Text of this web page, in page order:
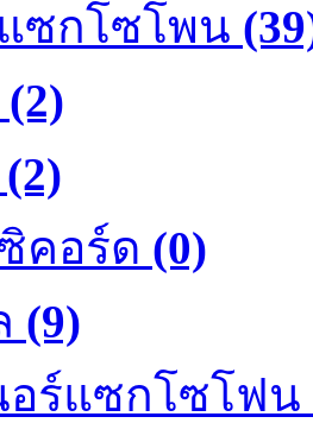
ซกโซโพน
(2)
(2)
คอร์ด (0)
(9)
อร์แซกโซโฟน